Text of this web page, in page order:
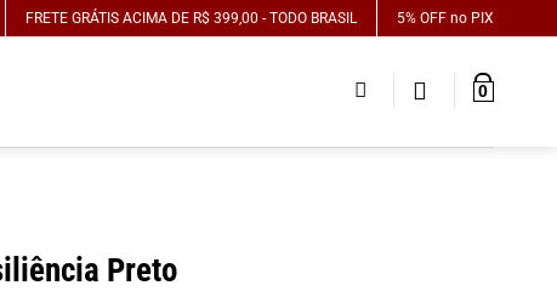
FRETE GRÁTIS ACIMA DE R$ 399,00 - TODO BRASIL 5% OFF no PIX
0
Preto